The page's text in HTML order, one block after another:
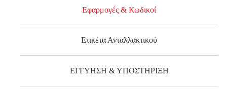
Εφαρμογές & Κωδικοί
Ετικέτα Ανταλλακτικού
ΕΓΓΥΗΣΗ & ΥΠΟΣΤΗΡΙΞΗ